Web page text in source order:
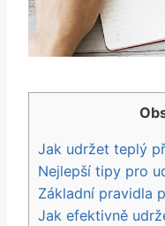
Jak udržet teplý
Nejlepší tipy pro
Základní pravidla
Jak efektivně